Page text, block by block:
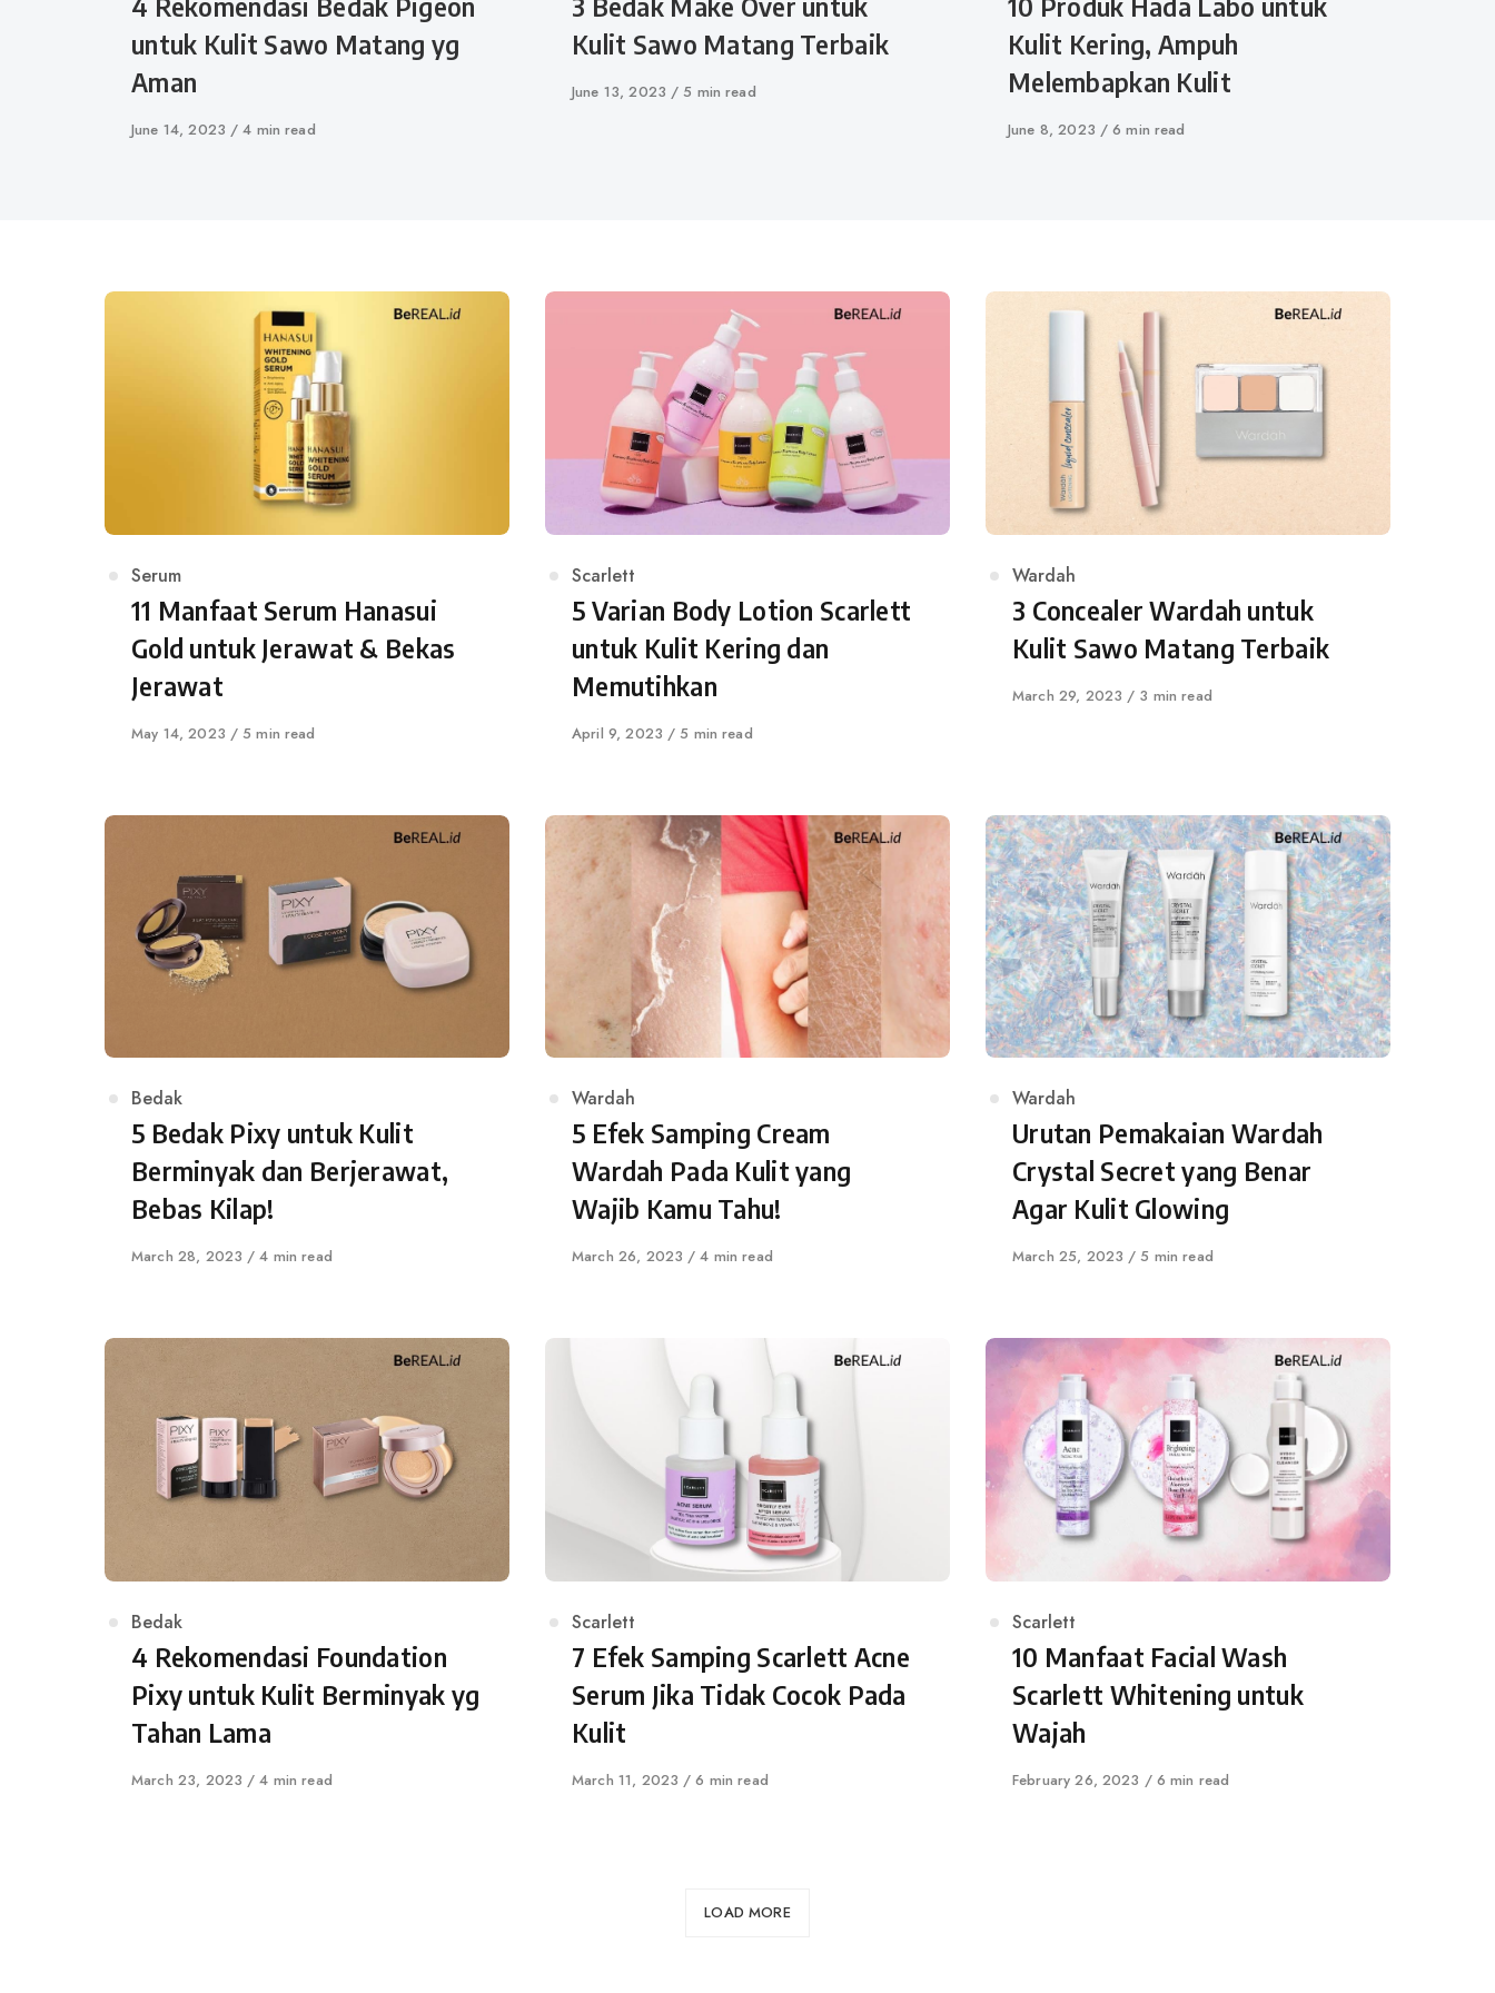
4 Rekomendasi Bedak Pigeon
untuk Kulit Sawo Matang yg
Aman
Published
June 14, 2023 4 min read
3 Bedak Make Over untuk
Kulit Sawo Matang Terbaik
Published
June 13, 2023 5 min read
10 Produk Hada Labo untuk
Kulit Kering, Ampuh
Melembapkan Kulit
Published
June 8, 2023 6 min read
Category
Serum
11 Manfaat Serum Hanasui
Gold untuk Jerawat & Bekas
Jerawat
Published
May 14, 2023 5 min read
Category
Scarlett
5 Varian Body Lotion Scarlett
untuk Kulit Kering dan
Memutihkan
Published
April 9, 2023 5 min read
Category
Wardah
3 Concealer Wardah untuk
Kulit Sawo Matang Terbaik
Published
March 29, 2023 3 min read
Category
Bedak
5 Bedak Pixy untuk Kulit
Berminyak dan Berjerawat,
Bebas Kilap!
Published
March 28, 2023 4 min read
Category
Wardah
5 Efek Samping Cream
Wardah Pada Kulit yang
Wajib Kamu Tahu!
Published
March 26, 2023 4 min read
Category
Wardah
Urutan Pemakaian Wardah
Crystal Secret yang Benar
Agar Kulit Glowing
Published
March 25, 2023 5 min read
Category
Bedak
4 Rekomendasi Foundation
Pixy untuk Kulit Berminyak yg
Tahan Lama
Published
March 23, 2023 4 min read
Category
Scarlett
7 Efek Samping Scarlett Acne
Serum Jika Tidak Cocok Pada
Kulit
Published
March 11, 2023 6 min read
Category
Scarlett
10 Manfaat Facial Wash
Scarlett Whitening untuk
Wajah
Published
February 26, 2023 6 min read
LOAD MORE